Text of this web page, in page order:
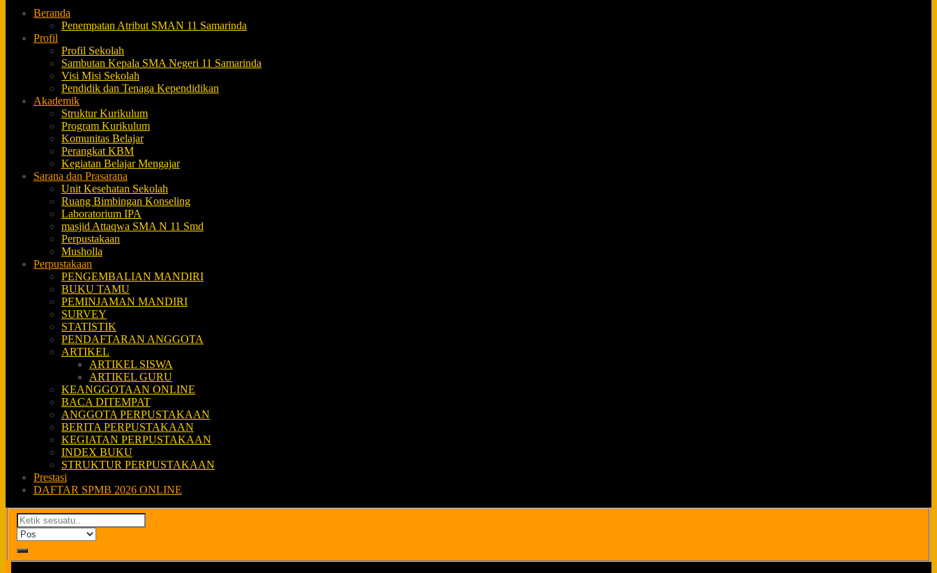
Beranda
Penempatan Atribut SMAN 11 Samarinda
Profil
Profil Sekolah
Sambutan Kepala SMA Negeri 11 Samarinda
Visi Misi Sekolah
Pendidik dan Tenaga Kependidikan
Akademik
Struktur Kurikulum
Program Kurikulum
Komunitas Belajar
Perangkat KBM
Kegiatan Belajar Mengajar
Sarana dan Prasarana
Unit Kesehatan Sekolah
Ruang Bimbingan Konseling
Laboratorium IPA
masjid Attaqwa SMA N 11 Smd
Perpustakaan
Musholla
Perpustakaan
PENGEMBALIAN MANDIRI
BUKU TAMU
PEMINJAMAN MANDIRI
SURVEY
STATISTIK
PENDAFTARAN ANGGOTA
ARTIKEL
ARTIKEL SISWA
ARTIKEL GURU
KEANGGOTAAN ONLINE
BACA DITEMPAT
ANGGOTA PERPUSTAKAAN
BERITA PERPUSTAKAAN
KEGIATAN PERPUSTAKAAN
INDEX BUKU
STRUKTUR PERPUSTAKAAN
Prestasi
DAFTAR SPMB 2026 ONLINE